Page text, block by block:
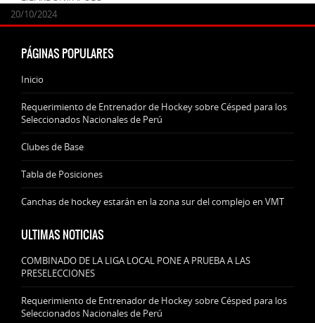
24/09/2025
07/11/2024
20/10/2024
20/10/2024
PÁGINAS POPULARES
Inicio
Requerimiento de Entrenador de Hockey sobre Césped para los
Seleccionados Nacionales de Perú
Clubes de Base
Tabla de Posiciones
Canchas de hockey estarán en la zona sur del complejo en VMT
ULTIMAS NOTICIAS
COMBINADO DE LA LIGA LOCAL PONE A PRUEBA A LAS
PRESELECCIONES
Requerimiento de Entrenador de Hockey sobre Césped para los
Seleccionados Nacionales de Perú